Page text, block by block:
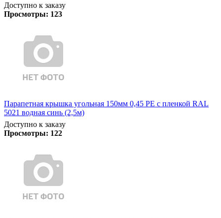
Доступно к заказу
Просмотры: 123
Парапетная крышка угольная 150мм 0,45 PE с пленкой RAL
5021 водная синь (2,5м)
Доступно к заказу
Просмотры: 122